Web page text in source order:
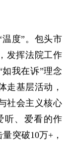
度”。包头市
发挥法院工作
我在诉”理念
走基层活动，
社会主义核心
听、爱看的作
突破10万+，